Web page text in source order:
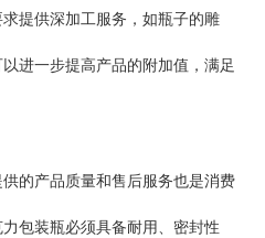
提供深加工服务，如瓶子的雕
进一步提高产品的附加值，满足
的产品质量和售后服务也是消费
包装瓶必须具备耐用、密封性